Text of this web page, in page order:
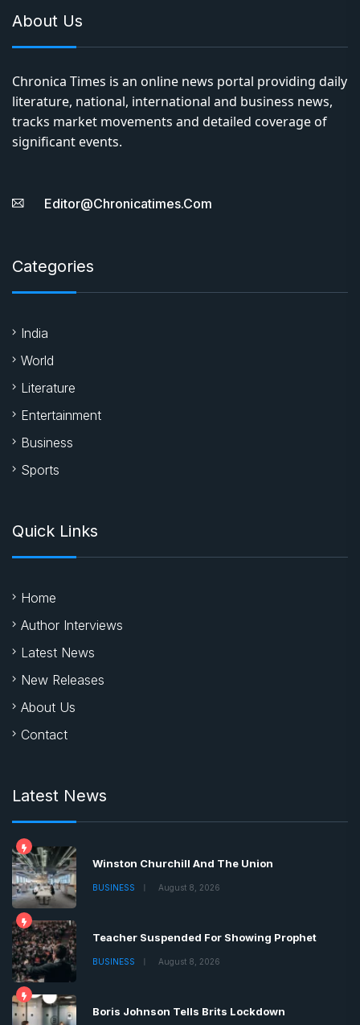
About Us
Chronica Times is an online news portal providing daily
literature, national, international and business news,
tracks market movements and detailed coverage of
significant events.
Editor@chronicatimes.com
Categories
India
World
Literature
Entertainment
Business
Sports
Quick Links
Home
Author Interviews
Latest News
New Releases
About Us
Contact
Latest News
Winston Churchill And The Union
BUSINESS August 8, 2026
Teacher Suspended For Showing Prophet
BUSINESS August 8, 2026
Boris Johnson Tells Brits Lockdown